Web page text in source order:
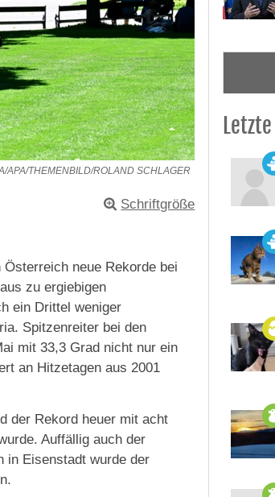
APA/THEMENBILD/ROLAND SCHLAGER
Schriftgröße
neue Rekorde bei
zu ergiebigen
ein Drittel weniger
Spitzenreiter bei den
mit 33,3 Grad nicht nur ein
an Hitzetagen aus 2001
der Rekord heuer mit acht
Auffällig auch der
in Eisenstadt wurde der